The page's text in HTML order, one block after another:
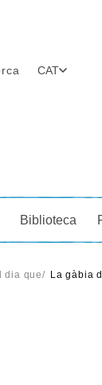
CAT
Biblioteca
dia que/ La gàbia